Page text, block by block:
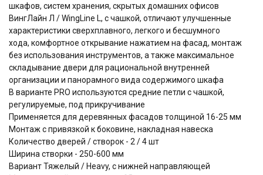
шкафов, систем хранения, скрытых домашних офисов
ВингЛайн Л / WingLine L, с чашкой, отличают улучшенные
характеристики сверхплавного, легкого и бесшумного
хода, комфортное открывание нажатием на фасад, монтаж
без использования инструментов, а также максимальное
складывание двери для рациональной внутренней
организации и панорамного вида содержимого шкафа
В варианте PRO используются средние петли с чашкой,
регулируемые, под прикручивание
Применяется для деревянных фасадов толщиной 16-25 мм
Монтаж с привязкой к боковине, накладная навеска
Количество дверей / створок - 2 / 4 шт
Ширина створки - 250-600 мм
Вариант Тяжелый / Heavy, с нижней направляющей